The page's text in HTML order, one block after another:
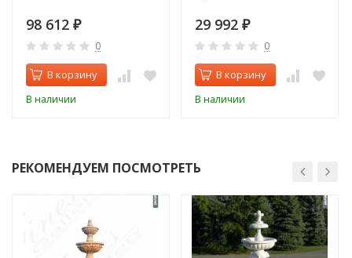
98 612 ₽
0
В корзину
В наличии
29 992 ₽
0
В корзину
В наличии
РЕКОМЕНДУЕМ ПОСМОТРЕТЬ